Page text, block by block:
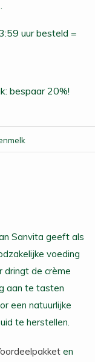
uur besteld =
bespaar 20%!
verzonden
Sanvita geeft als
voeding
dringt de crème
aan te tasten
een natuurlijke
te herstellen.
en